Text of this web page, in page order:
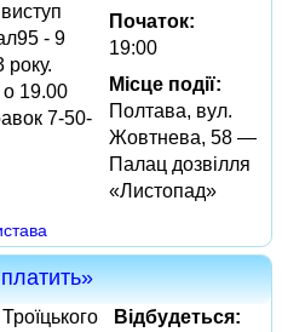
- 9
року.
о 19.00
7-50-
Початок:
19:00
Місце події:
Полтава, вул.
Жовтнева, 58 —
Палац дозвілля
«Листопад»
Відбудеться: